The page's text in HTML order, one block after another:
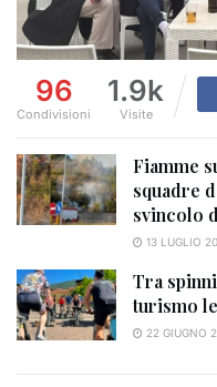
96
Condivisioni
1.9k
Visite
Fiamme
squadre
svincolo
13 LUGLIO
Tra
turismo
22 GIUGNO